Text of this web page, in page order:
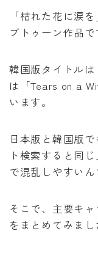
「枯れた花に涙
ブトゥーン作品で
韓国版タイトル
は「Tears on a
います。
日本版と韓国版
ト検索すると同
で混乱しやすいん
そこで、主要キ
をまとめてみまし